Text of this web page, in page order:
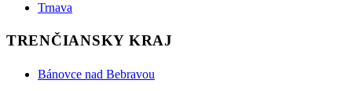
Trnava
TRENČIANSKY KRAJ
Bánovce nad Bebravou